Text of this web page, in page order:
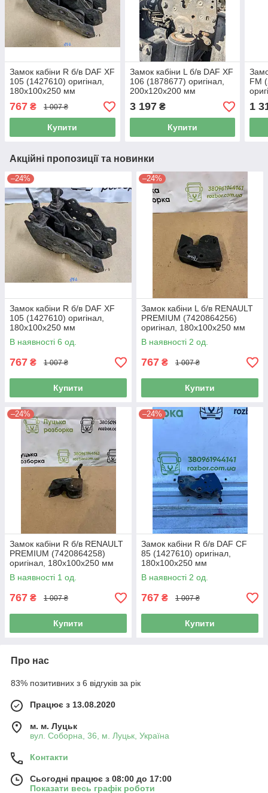
Замок кабіни R б/в DAF XF
105 (1427610) оригінал,
180х100х250 мм
767 ₴ 1 007 ₴
Купити
Замок кабіни L б/в DAF XF
106 (1878677) оригінал,
200х120х200 мм
3 197₴
Купити
FM
1
Акційні пропозиції та новинки
–24%
Замок кабіни R б/в DAF XF
105 (1427610) оригінал,
180х100х250 мм
В наявності 6 од.
767 ₴ 1 007 ₴
Купити
–24%
Замок кабіни L б/в RENAULT
PREMIUM (7420864256)
оригінал, 180х100х250 мм
В наявності 2 од.
767 ₴ 1 007 ₴
Купити
–24%
Замок кабіни R б/в RENAULT
PREMIUM (7420864258)
оригінал, 180х100х250 мм
В наявності 1 од.
767 ₴ 1 007 ₴
Купити
–24%
Замок кабіни R б/в DAF CF
85 (1427610) оригінал,
180х100х250 мм
В наявності 2 од.
767 ₴ 1 007 ₴
Купити
Про нас
83% позитивних з 6 відгуків за рік
Працює з 13.08.2020
м. м. Луцьк
вул. Соборна, 36, м. Луцьк, Україна
Контакти
Сьогодні працює з 08:00 до 17:00
Показати весь графік роботи